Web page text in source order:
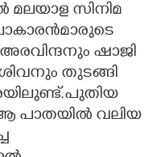
മലയാള സിനിമ
ഷാജി
തുടങ്ങി
പാതയിൽ വലിയ